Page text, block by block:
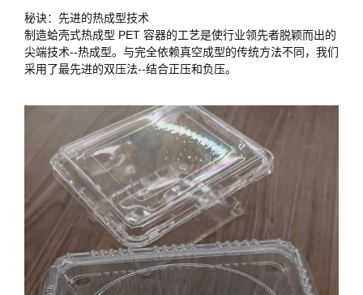
秘诀：先进的热成型技术
制造蛤壳式热成型 PET 容器的工艺是使行业领先者脱颖而出的
尖端技术--热成型。与完全依赖真空成型的传统方法不同，我们
采用了最先进的双压法--结合正压和负压。